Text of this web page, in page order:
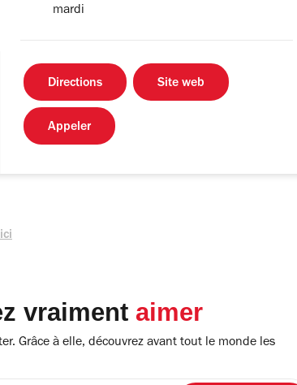
mardi
Directions Site web
Appeler
vraiment aimer
Grâce à elle, découvrez avant tout le monde les